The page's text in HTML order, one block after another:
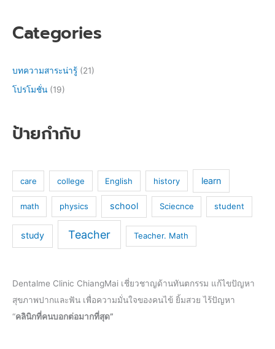
Categories
บทความสาระน่ารู้ (21)
โปรโมชั่น (19)
ป้ายกำกับ
care college English history learn
math physics school Sciecnce student
study Teacher Teacher. Math
Dentalme Clinic ChiangMai เชี่ยวชาญด้านทันตกรรม แก้ไขปัญหา
สุขภาพปากและฟัน เพื่อความมั่นใจของคนไข้ ยิ้มสวย ไร้ปัญหา
“คลินิกที่คนบอกต่อมากที่สุด”